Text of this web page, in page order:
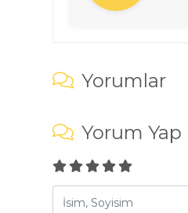
Yorumlar
Yorum Yap